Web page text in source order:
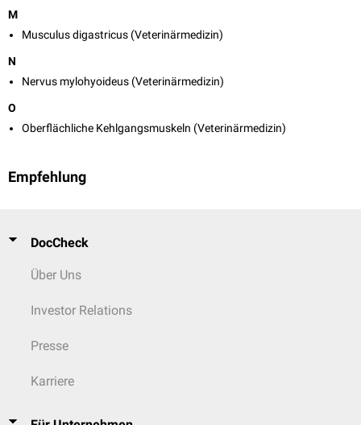
M
Musculus digastricus (Veterinärmedizin)
N
Nervus mylohyoideus (Veterinärmedizin)
O
Oberflächliche Kehlgangsmuskeln (Veterinärmedizin)
Empfehlung
DocCheck
Über Uns
Investor Relations
Presse
Karriere